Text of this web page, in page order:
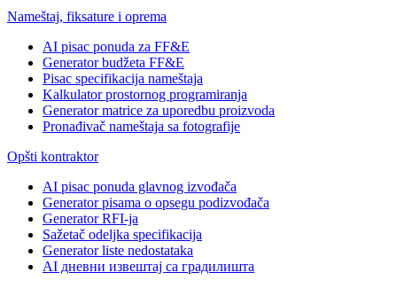
Nameštaj, fiksature i oprema
AI pisac ponuda za FF&E
Generator budžeta FF&E
Pisac specifikacija nameštaja
Kalkulator prostornog programiranja
Generator matrice za uporedbu proizvoda
Pronađivač nameštaja sa fotografije
Opšti kontraktor
AI pisac ponuda glavnog izvođača
Generator pisama o opsegu podizvođača
Generator RFI-ja
Sažetač odeljka specifikacija
Generator liste nedostataka
AI дневни извештај са градилишта